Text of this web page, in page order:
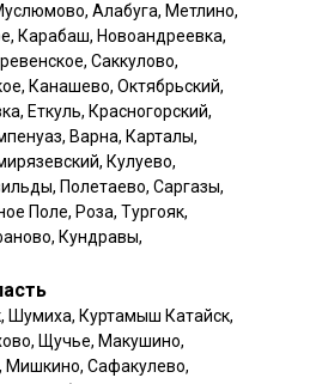
Алабуга, Метлино,
Карабаш, Новоандреевка,
Саккулово,
Канашево, Октябрьский,
Еткуль, Красногорский,
Варна, Карталы,
Кулуево,
Полетаево, Саргазы,
Поле, Роза, Тургояк,
Кундравы,
Шумиха, Куртамыш Катайск,
Щучье, Макушино,
Мишкино, Сафакулево,